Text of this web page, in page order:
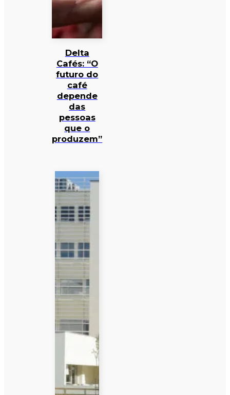
Delta
Cafés: “O
futuro do
café
depende
das
pessoas
que o
produzem”